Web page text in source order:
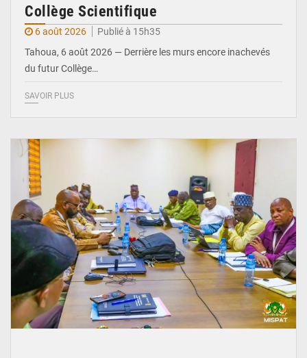
Collège Scientifique
6 août 2026
Publié à 15h35
Tahoua, 6 août 2026 — Derrière les murs encore inachevés
du futur Collège…
SAVOIR PLUS